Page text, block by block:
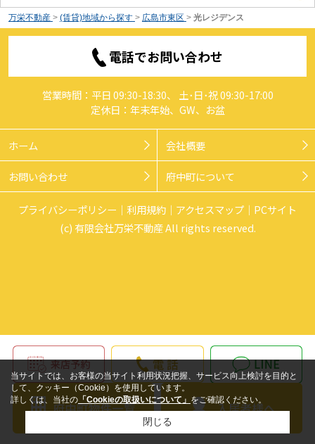
万栄不動産 > (賃貸)地域から探す > 広島市東区 > 光レジデンス
電話でお問い合わせ
営業時間：平日 09:30-18:30、 土･日･祝 09:30-17:00
定休日：年末年始、GW、お盆
ホーム 会社概要
お問い合わせ 府中町について
プライバシーポリシー 利用規約 アクセスマップ
PCサイト
(c) 有限会社万栄不動産 All rights reserved.
当サイトでは、お客様の当サイト利用状況把握、サービス向上検討を目的と
して、クッキー（Cookie）を使用しています。
詳しくは、当社の 「Cookieの取扱いについて」 をご確認ください。
閉じる